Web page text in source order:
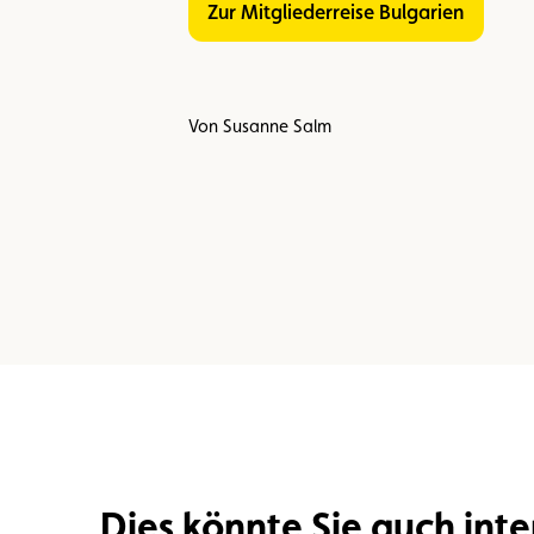
Zur Mitgliederreise Bulgarien
Von Susanne Salm